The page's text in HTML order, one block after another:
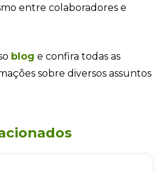
entre colaboradores e
blog e confira todas as
sobre diversos assuntos